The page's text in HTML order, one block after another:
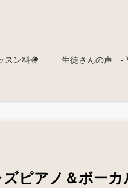
スン料金 生徒さんの声 -
ピアノ＆ボーカ